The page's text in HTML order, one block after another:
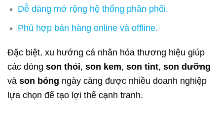
Dễ dàng mở rộng hệ thống phân phối.
Phù hợp bán hàng online và offline.
Đặc biệt, xu hướng cá nhân hóa thương hiệu giúp
các dòng son thỏi, son kem, son tint, son dưỡng
và son bóng ngày càng được nhiều doanh nghiệp
lựa chọn để tạo lợi thế cạnh tranh.